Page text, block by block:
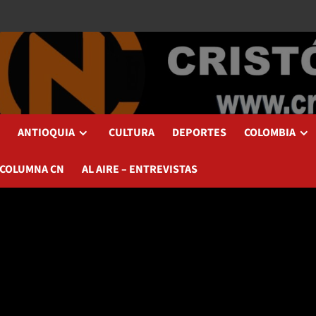
ANTIOQUIA CULTURA DEPORTES COLOMBIA
CN AL AIRE – ENTREVISTAS